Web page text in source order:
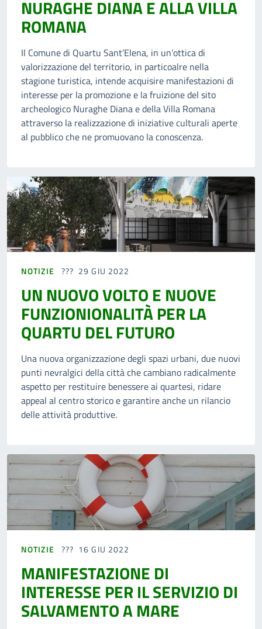
NURAGHE DIANA E ALLA VILLA
ROMANA
Il Comune di Quartu Sant’Elena, in un’ottica di
valorizzazione del territorio, in particoalre nella
stagione turistica, intende acquisire manifestazioni di
interesse per la promozione e la fruizione del sito
archeologico Nuraghe Diana e della Villa Romana
attraverso la realizzazione di iniziative culturali aperte
al pubblico che ne promuovano la conoscenza.
NOTIZIE 29 GIU 2022
UN NUOVO VOLTO E NUOVE
FUNZIONIONALITÀ PER LA
QUARTU DEL FUTURO
Una nuova organizzazione degli spazi urbani, due nuovi
punti nevralgici della città che cambiano radicalmente
aspetto per restituire benessere ai quartesi, ridare
appeal al centro storico e garantire anche un rilancio
delle attività produttive.
NOTIZIE 16 GIU 2022
MANIFESTAZIONE DI
INTERESSE PER IL SERVIZIO DI
SALVAMENTO A MARE